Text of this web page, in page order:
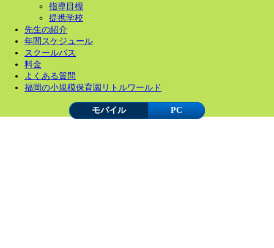
指導目標
提携学校
先生の紹介
年間スケジュール
スクールバス
料金
よくある質問
福岡の小規模保育園リトルワールド
モバイル PC